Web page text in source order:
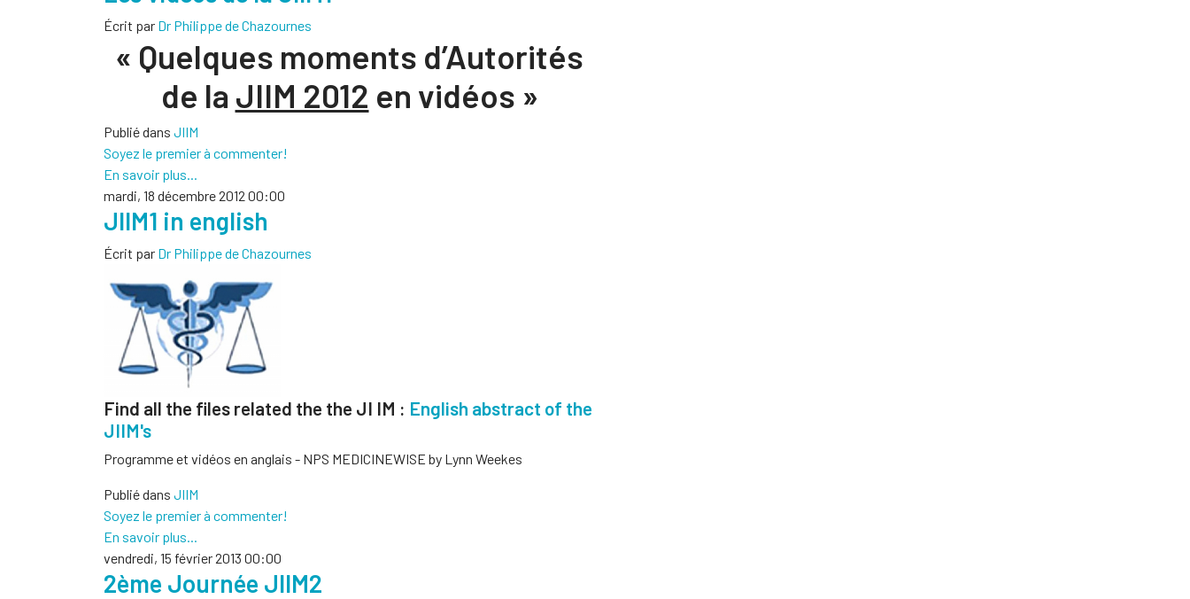
Écrit par Dr Philippe de Chazournes
« Quelques moments d’Autorités
de la JIIM 2012 en vidéos »
Publié dans JIIM
Soyez le premier à commenter!
En savoir plus...
mardi, 18 décembre 2012 00:00
JIIM1 in english
Écrit par Dr Philippe de Chazournes
Find all the files related the the JI IM : English abstract of the
JIIM's
Programme et vidéos en anglais - NPS MEDICINEWISE by Lynn Weekes
Publié dans JIIM
Soyez le premier à commenter!
En savoir plus...
vendredi, 15 février 2013 00:00
2ème Journée JIIM2